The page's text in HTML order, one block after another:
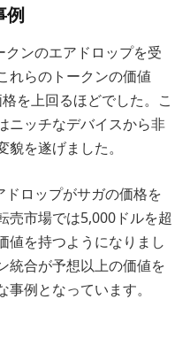
例
クンのエアドロップを受
れらのトークンの価値
を上回るほどでした。こ
ニッチなデバイスから非
を遂げました。
ロップがサガの価格を
売市場では5,000ドルを超
値を持つようになりまし
統合が予想以上の価値を
例となっています。